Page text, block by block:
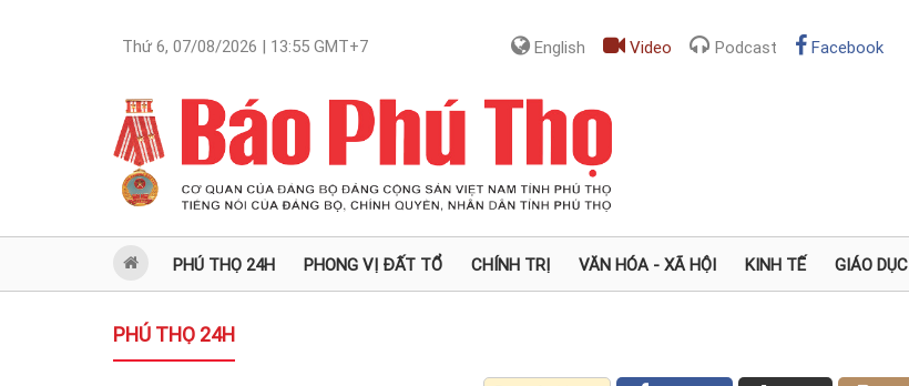
Thứ 6, 07/08/2026 | 13:55 GMT+7 English Video Podcast Facebook
PHÚ THỌ 24H PHONG VỊ ĐẤT TỔ CHÍNH TRỊ VĂN HÓA - XÃ HỘI KINH TẾ GIÁO DỤC
PHÚ THỌ 24H